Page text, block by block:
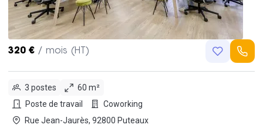
320 € / mois (HT)
3 postes
60 m²
Poste de travail
Coworking
Rue Jean-Jaurès, 92800 Puteaux